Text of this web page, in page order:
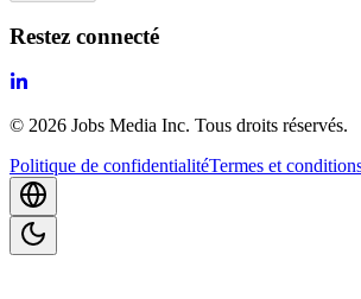
Restez connecté
© 2026 Jobs Media Inc. Tous droits réservés.
Politique de confidentialitéTermes et